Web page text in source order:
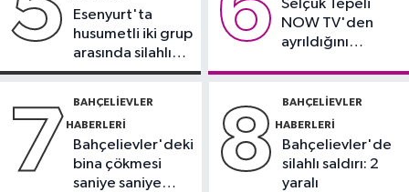
hazırlık maçında FOMGET'i 3-1
mağlup etti
Esenyurt'ta
husumetli iki grup
arasında silahlı
kavga
Selçuk Tepeli
NOW TV'den
ayrıldığını
7 BAHÇELIEVLER
HABERLERI
Bahçelievler'deki
bina çökmesi
saniye saniye
8 BAHÇELIEVLER
HABERLERI
Bahçelievler'de
silahlı saldırı: 2
yaralı